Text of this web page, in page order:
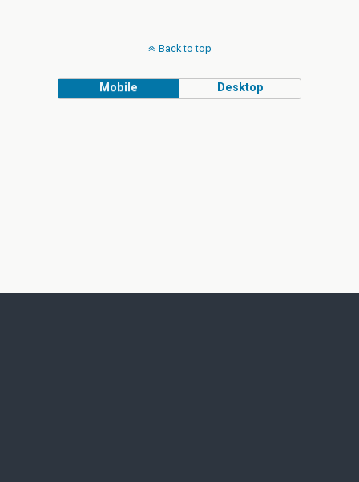
Back to top
Mobile Desktop